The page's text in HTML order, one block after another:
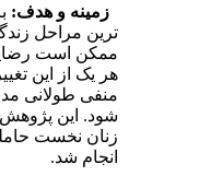
زمینه و هدف:
ترین مراحل
ممکن است
هر یک از این
منفی طولانی
شود. این
زنان نخست
انجام شد.